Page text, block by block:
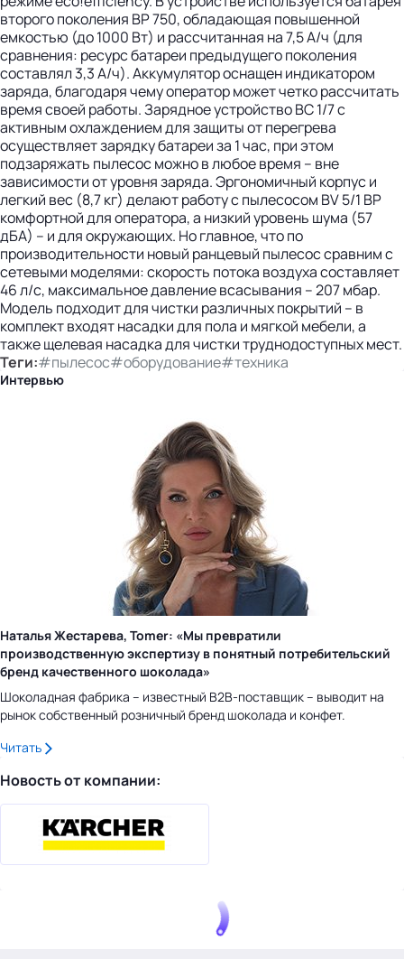
второго поколения BP 750, обладающая повышенной
емкостью (до 1000 Вт) и рассчитанная на 7,5 А/ч (для
сравнения: ресурс батареи предыдущего поколения
составлял 3,3 А/ч). Аккумулятор оснащен индикатором
заряда, благодаря чему оператор может четко рассчитать
время своей работы. Зарядное устройство BC 1/7 с
активным охлаждением для защиты от перегрева
осуществляет зарядку батареи за 1 час, при этом
подзаряжать пылесос можно в любое время – вне
зависимости от уровня заряда. Эргономичный корпус и
легкий вес (8,7 кг) делают работу с пылесосом BV 5/1 BP
комфортной для оператора, а низкий уровень шума (57
дБА) – и для окружающих. Но главное, что по
производительности новый ранцевый пылесос сравним с
сетевыми моделями: скорость потока воздуха составляет
46 л/c, максимальное давление всасывания – 207 мбар.
Модель подходит для чистки различных покрытий – в
комплект входят насадки для пола и мягкой мебели, а
также щелевая насадка для чистки труднодоступных мест.
Теги:#пылесос#оборудование#техника
Интервью
Наталья Жестарева, Tomer: «Мы превратили
производственную экспертизу в понятный потребительский
бренд качественного шоколада»
Шоколадная фабрика – известный B2B-поставщик – выводит на
рынок собственный розничный бренд шоколада и конфет.
Читать
Новость от компании: